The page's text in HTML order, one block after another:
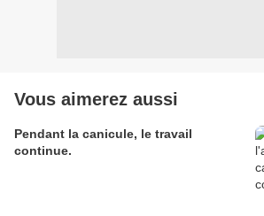
Vous aimerez aussi
Pendant la canicule, le travail
continue.